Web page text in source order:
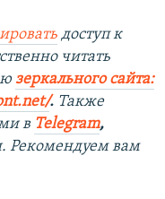
доступ к
читать
зеркального сайта:
. ​ Также
в Telegram,
Рекомендуем вам